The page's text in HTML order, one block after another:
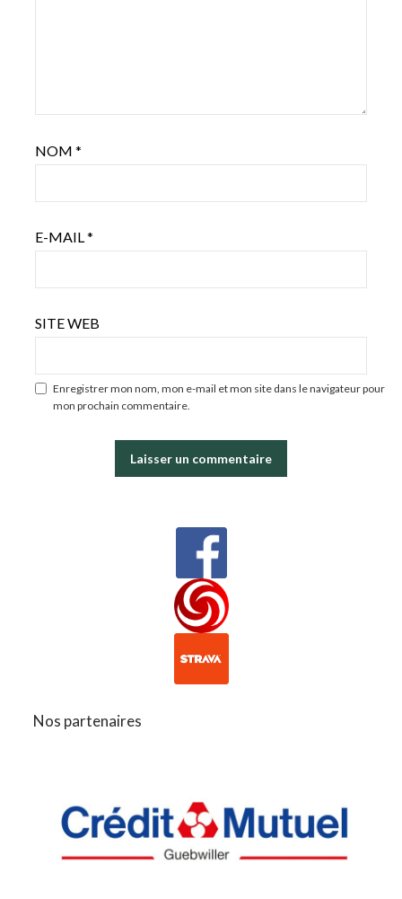
NOM *
E-MAIL*
SITE WEB
Enregistrer mon nom, mon e-mail et mon site dans le navigateur pour
mon prochain commentaire.
Nos partenaires